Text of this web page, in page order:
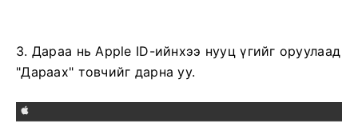
3. Дараа нь Apple ID-ийнхээ нууц үгийг оруулаад
"Дараах" товчийг дарна уу.